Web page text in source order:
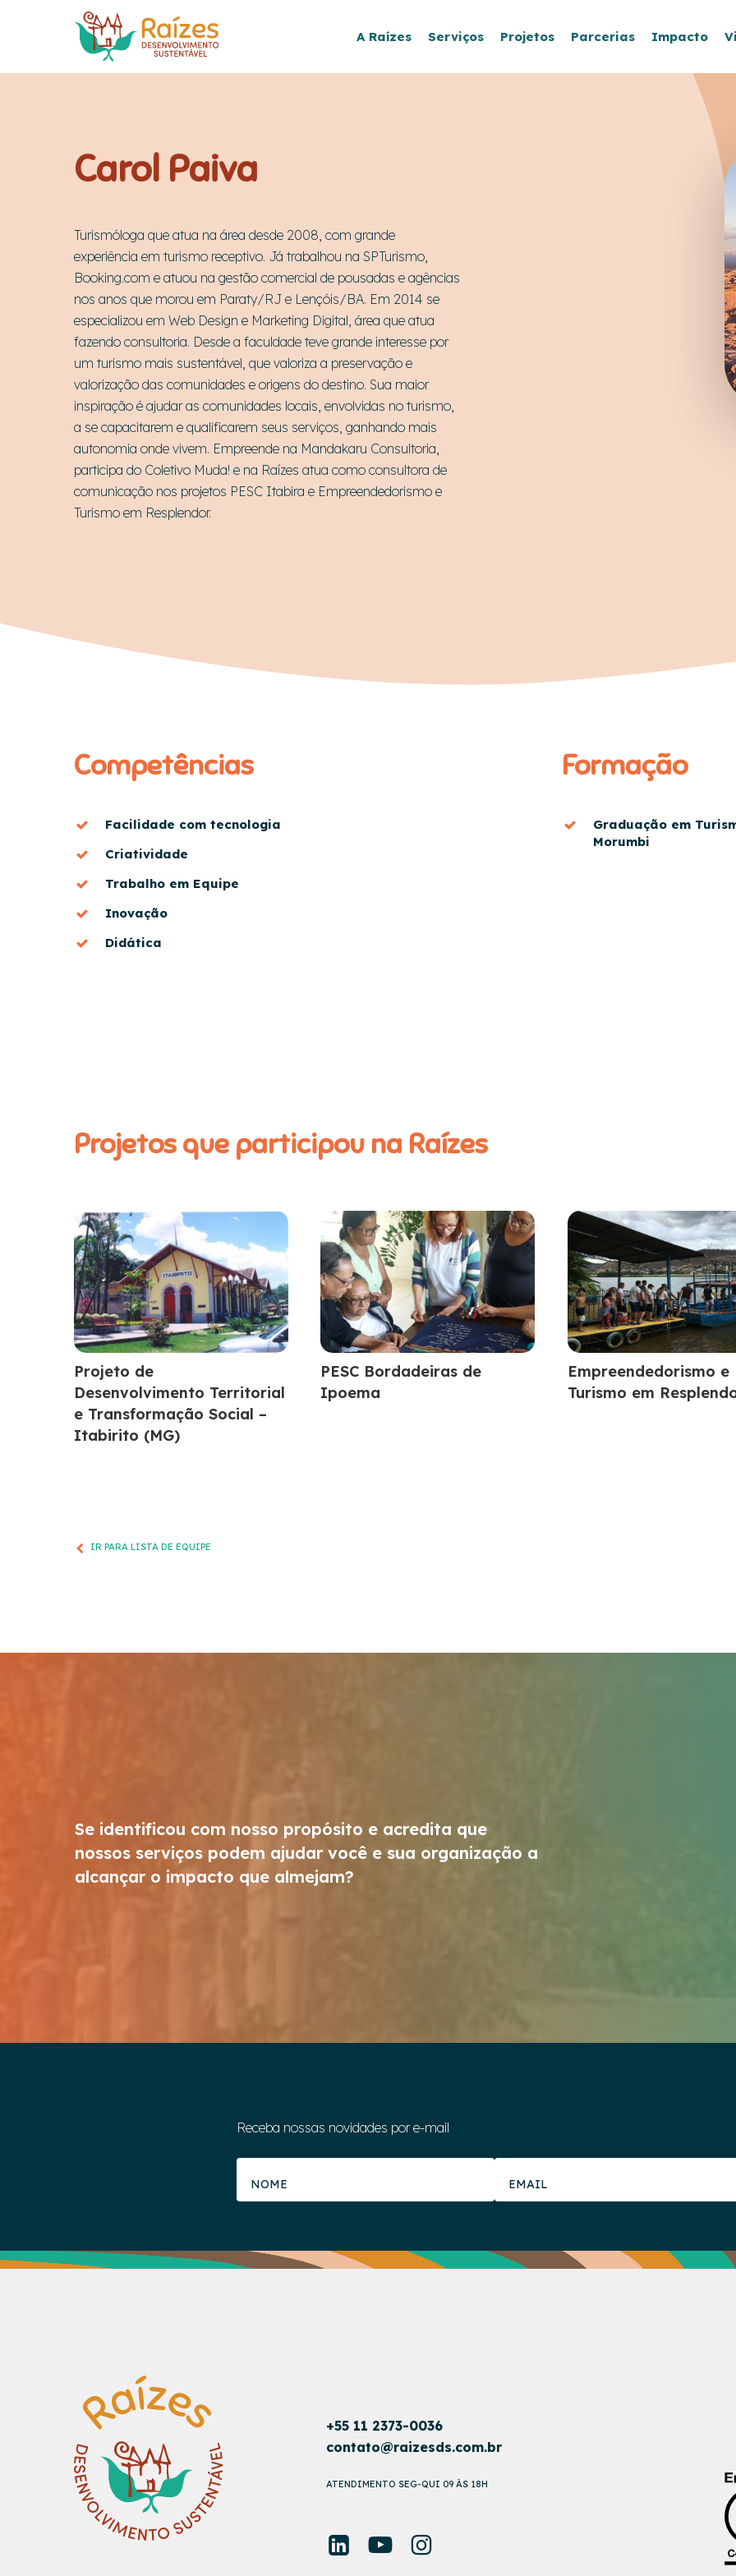
content
Hit enter to search or ESC to close
A Raízes Serviços Projetos Parcerias Impacto
Carol Paiva
Turismóloga que atua na área desde 2008, com grande
experiência em turismo receptivo. Já trabalhou na SPTurismo,
Booking.com e atuou na gestão comercial de pousadas e agências
nos anos que morou em Paraty/RJ e Lençóis/BA. Em 2014 se
especializou em Web Design e Marketing Digital, área que atua
fazendo consultoria. Desde a faculdade teve grande interesse por
um turismo mais sustentável, que valoriza a preservação e
valorização das comunidades e origens do destino. Sua maior
inspiração é ajudar as comunidades locais, envolvidas no turismo,
a se capacitarem e qualificarem seus serviços, ganhando mais
autonomia onde vivem. Empreende na Mandakaru Consultoria,
participa do Coletivo Muda! e na Raízes atua como consultora de
comunicação nos projetos PESC Itabira e Empreendedorismo e
Turismo em Resplendor.
Competências
Facilidade com tecnologia
Criatividade
Trabalho em Equipe
Inovação
Didática
Formação
Graduação em
Morumbi
Projetos que participou na Raízes
Projeto de
Desenvolvimento Territorial
e Transformação Social –
Itabirito (MG)
PESC Bordadeiras de
Ipoema
Empreendedorismo e
Turismo em
IR PARA LISTA DE EQUIPE
Se identificou com nosso propósito e acredita que
nossos serviços podem ajudar você e sua organização a
alcançar o impacto que almejam?
Receba nossas novidades por e-mail
+55 11 2373-0036
contato@raizesds.com.br
ATENDIMENTO SEG-QUI 09 ÀS 18H